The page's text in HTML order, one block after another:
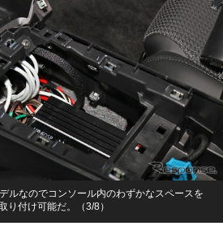
ルなのでコンソール内のわずかなスペースを
り付け可能だ。（3/8）